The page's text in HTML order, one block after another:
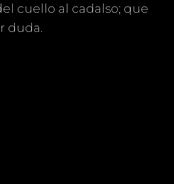
cuello al cadalso; que
duda.